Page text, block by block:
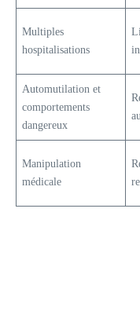
Multiples
hospitalisations
Automutilation et
comportements
dangereux
Manipulation
médicale